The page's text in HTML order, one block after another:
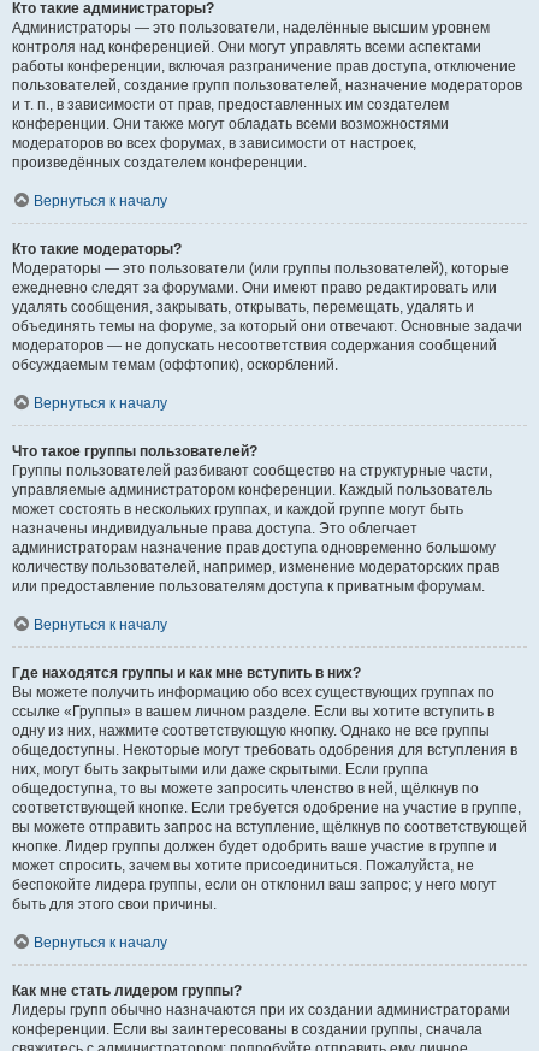
Кто такие администраторы?
Администраторы — это пользователи, наделённые высшим уровнем
контроля над конференцией. Они могут управлять всеми аспектами
работы конференции, включая разграничение прав доступа, отключение
пользователей, создание групп пользователей, назначение модераторов
и т. п., в зависимости от прав, предоставленных им создателем
конференции. Они также могут обладать всеми возможностями
модераторов во всех форумах, в зависимости от настроек,
произведённых создателем конференции.
Вернуться к началу
Кто такие модераторы?
Модераторы — это пользователи (или группы пользователей), которые
ежедневно следят за форумами. Они имеют право редактировать или
удалять сообщения, закрывать, открывать, перемещать, удалять и
объединять темы на форуме, за который они отвечают. Основные задачи
модераторов — не допускать несоответствия содержания сообщений
обсуждаемым темам (оффтопик), оскорблений.
Вернуться к началу
Что такое группы пользователей?
Группы пользователей разбивают сообщество на структурные части,
управляемые администратором конференции. Каждый пользователь
может состоять в нескольких группах, и каждой группе могут быть
назначены индивидуальные права доступа. Это облегчает
администраторам назначение прав доступа одновременно большому
количеству пользователей, например, изменение модераторских прав
или предоставление пользователям доступа к приватным форумам.
Вернуться к началу
Где находятся группы и как мне вступить в них?
Вы можете получить информацию обо всех существующих группах по
ссылке «Группы» в вашем личном разделе. Если вы хотите вступить в
одну из них, нажмите соответствующую кнопку. Однако не все группы
общедоступны. Некоторые могут требовать одобрения для вступления в
них, могут быть закрытыми или даже скрытыми. Если группа
общедоступна, то вы можете запросить членство в ней, щёлкнув по
соответствующей кнопке. Если требуется одобрение на участие в группе,
вы можете отправить запрос на вступление, щёлкнув по соответствующей
кнопке. Лидер группы должен будет одобрить ваше участие в группе и
может спросить, зачем вы хотите присоединиться. Пожалуйста, не
беспокойте лидера группы, если он отклонил ваш запрос; у него могут
быть для этого свои причины.
Вернуться к началу
Как мне стать лидером группы?
Лидеры групп обычно назначаются при их создании администраторами
конференции. Если вы заинтересованы в создании группы, сначала